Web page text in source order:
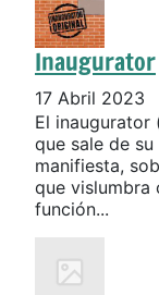
Inaugurator
17 Abril 2023
El inaugurator
que sale de
manifiesta,
que vislumbra
función...